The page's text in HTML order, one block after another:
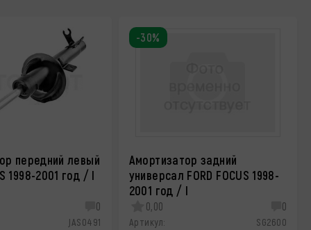
передний левый
1998-2001 год / I
0
JAS0491
Амортизатор задний
универсал FORD FOCUS 1998-
2001 год / I
0,00 0
Артикул:
SG2600
-30%